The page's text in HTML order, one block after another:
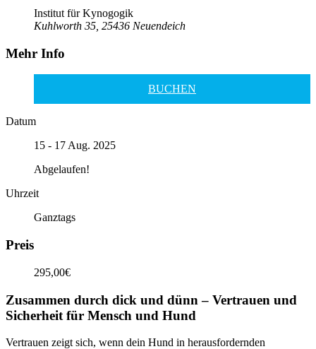
Institut für Kynogogik
Kuhlworth 35, 25436 Neuendeich
Mehr Info
BUCHEN
Datum
15 - 17 Aug. 2025
Abgelaufen!
Uhrzeit
Ganztags
Preis
295,00€
Zusammen durch dick und dünn – Vertrauen und
Sicherheit für Mensch und Hund
Vertrauen zeigt sich, wenn dein Hund in herausfordernden